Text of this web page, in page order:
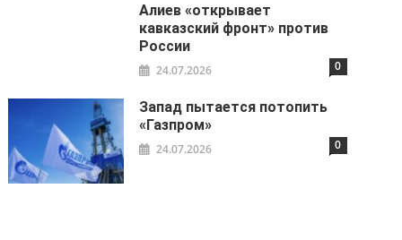
Алиев «открывает
кавказский фронт» против
России
24.07.2026 0
Запад пытается потопить
«Газпром»
24.07.2026 0